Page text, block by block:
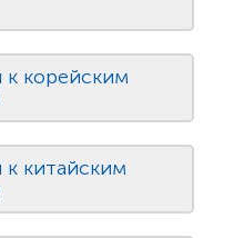
к корейским
к китайским